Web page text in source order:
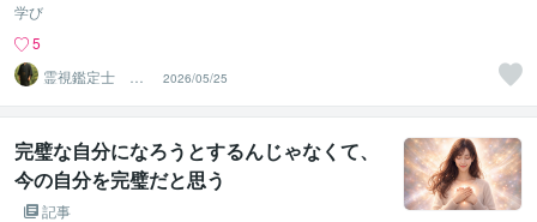
学び
5
霊視鑑定士 神
凪
2026/05/25
完璧な自分になろうとするんじゃなくて、
今の自分を完璧だと思う
記事